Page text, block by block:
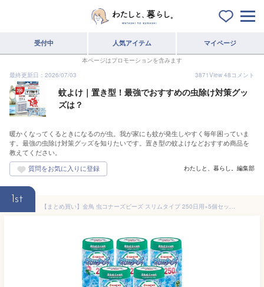
受付中 人気アイテム マイページ
本ページはプロモーションを含みます
最終更新日：2026/07/03
3871View 48コメント
蚊よけ｜置き型！最強でおすすめの虫除け対策グッ
ズは？
暖かくなってくるときになるのが虫。我が家にも蚊が発生しやすく毎年困っていま
す。最強の虫除け対策グッズを知りたいです。置き型の蚊よけなどおすすめ商品を
教えてください。
わたしと、暮らし。編集部
1st
【まとめ買い】金鳥 虫コナーズビーズ スリムタイプ 250日用×5個セット ハッカの香り ビーズタイプ 室内 置き型 虫よけ 駆除 ハエ 蚊除け 防虫剤